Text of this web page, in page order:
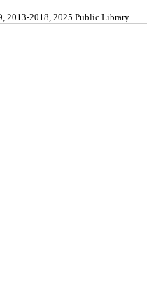
2013-2018, 2025 Public Library